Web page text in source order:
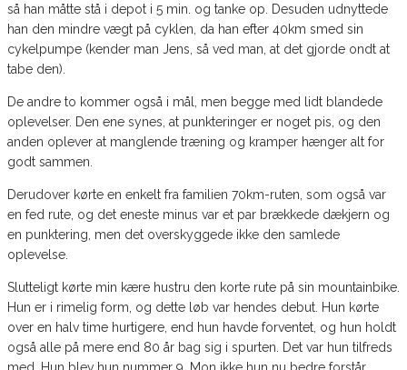
så han måtte stå i depot i 5 min. og tanke op. Desuden udnyttede
han den mindre vægt på cyklen, da han efter 40km smed sin
cykelpumpe (kender man Jens, så ved man, at det gjorde ondt at
tabe den).
De andre to kommer også i mål, men begge med lidt blandede
oplevelser. Den ene synes, at punkteringer er noget pis, og den
anden oplever at manglende træning og kramper hænger alt for
godt sammen.
Derudover kørte en enkelt fra familien 70km-ruten, som også var
en fed rute, og det eneste minus var et par brækkede dækjern og
en punktering, men det overskyggede ikke den samlede
oplevelse.
Slutteligt kørte min kære hustru den korte rute på sin mountainbike.
Hun er i rimelig form, og dette løb var hendes debut. Hun kørte
over en halv time hurtigere, end hun havde forventet, og hun holdt
også alle på mere end 80 år bag sig i spurten. Det var hun tilfreds
med. Hun blev hun nummer 9. Mon ikke hun nu bedre forstår